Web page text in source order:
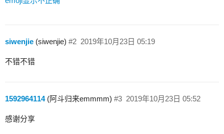
siwenjie (siwenjie) 2019年10月23日 05:19
#2
不错不错
1592964114(阿斗归来emmmm) 2019年10月23日 05:52
#3
感谢分享